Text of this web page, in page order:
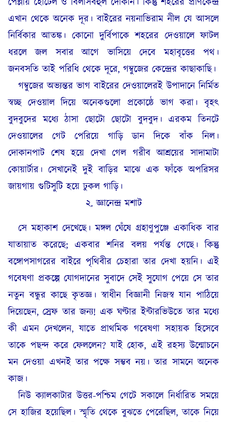
এখান থেকে অনেক দূর। বাইরের নয়নাভিরাম নীল যে আসলে
নির্বিকার আতঙ্ক। কোনো দুর্বিপাকে শহরের দেওয়ালে ফাটল
ধরলে জল সবার আগে ভাসিয়ে দেবে মহাবৃত্তের পথ।
জনবসতি তাই পরিধি থেকে দূরে, গম্বুজের কেন্দ্রের কাছাকাছি।
গম্বুজের অভ্যন্তর ভাগ বাইরের দেওয়ালেরই উপাদানে নির্মিত
স্বচ্ছ দেওয়াল দিয়ে অনেকগুলো প্রকোষ্ঠে ভাগ করা। বৃহৎ
বুদবুদের মধ্যে ঠাসা ছোটো ছোটো বুদবুদ। এরকম তিনটে
দেওয়ালের গেট পেরিয়ে গাড়ি ডান দিকে বাঁক নিল।
দোকানপাট শেষ হয়ে দেখা গেল গরীব আশ্রয়ের সাদামাটা
কোয়ার্টার। সেখানেই দুই বাড়ির মাঝে এক ফাঁকে অপরিসর
জায়গায় গুটিসুটি হয়ে ঢুকল গাড়ি।
২. জ্ঞানেন্দ্র মশাট
সে মহাকাশ দেখেছে। মঙ্গল ঘেঁষে গ্রহাণুপুঞ্জে একাধিক বার
যাতায়াত করেছে; একবার শনির বলয় পর্যন্ত গেছে। কিন্তু
বঙ্গোপসাগরের বাইরে পৃথিবীর চেহারা তার দেখা হয়নি। এই
গবেষণা প্রকল্পে যোগদানের সুবাদে সেই সুযোগ পেয়ে সে তার
নতুন বন্ধুর কাছে কৃতজ্ঞ। স্বাধীন বিজ্ঞানী নিজস্ব যান পাঠিয়ে
দিয়েছেন, স্রেফ তার জন্য! এক ঘণ্টার ইন্টারভিউতে তার মধ্যে
কী এমন দেখলেন, যাতে প্রাথমিক গবেষণা সহায়ক হিসেবে
তাকে পছন্দ করে ফেললেন? যাই হোক, এই রহস্য উন্মোচনে
মন দেওয়া এখনই তার পক্ষে সম্ভব নয়। তার সামনে অনেক
কাজ।
নিউ ক্যালকাটার উত্তর-পশ্চিম গেটে সকালে নির্ধারিত সময়ে
সে হাজির হয়েছিল। স্মৃতি থেকে বুঝতে পেরেছিল, তাকে নিয়ে